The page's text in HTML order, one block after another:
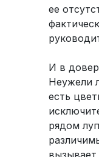
ее
И в
Неужели
есть
рядом